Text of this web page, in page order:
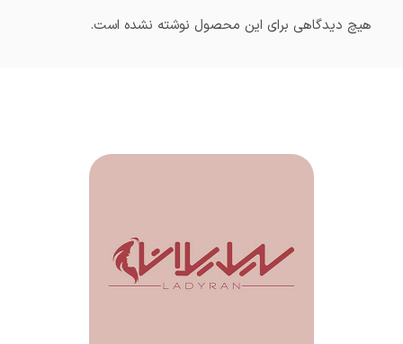
هیچ دیدگاهی برای این محصول نوشته نشده است.